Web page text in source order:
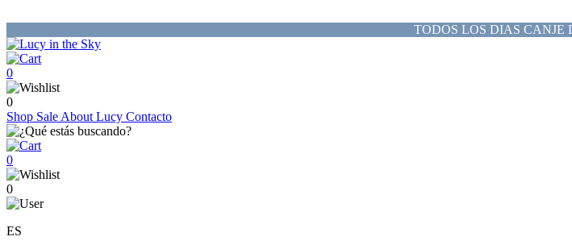
TODOS LOS DIAS CANJE
0
0
Shop Sale About Lucy Contacto
0
0
ES